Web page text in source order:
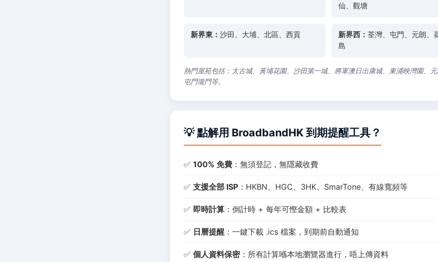
仙、觀塘
新界東： 沙田、大埔、北區、西貢 新界西： 荃灣、屯門、元朗、
島
熱門屋苑包括：太古城、黃埔花園、沙田第一城、將軍澳日出康城、東涌映灣園、元
屯門瓏門等。
💡 點解用 BroadbandHK 到期提醒工具？
✅ 100% 免費 ：無須登記，無隱藏收費
✅ 支援全部 ISP ：HKBN、HGC、3HK、SmarTone、有線寬頻等
✅ 即時計算 ：倒計時 + 每年可慳金額 + 比較表
✅ 日曆提醒 ：一鍵下載 .ics 檔案，到期前自動通知
✅ 個人資料保密：所有計算喺本地瀏覽器進行，唔上傳資料